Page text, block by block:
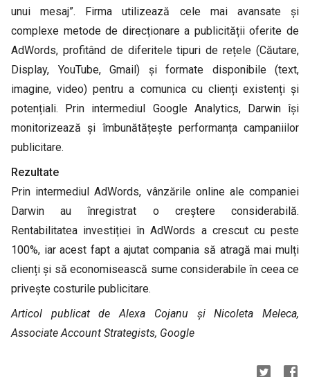
unui mesaj”. Firma utilizează cele mai avansate și
complexe metode de direcționare a publicității oferite de
AdWords, profitând de diferitele tipuri de rețele (Căutare,
Display, YouTube, Gmail) și formate disponibile (text,
imagine, video) pentru a comunica cu clienți existenți și
potențiali. Prin intermediul Google Analytics, Darwin își
monitorizează și îmbunătățește performanța campaniilor
publicitare.
Rezultate
Prin intermediul AdWords, vânzările online ale companiei
Darwin au înregistrat o creștere considerabilă.
Rentabilitatea investiției în AdWords a crescut cu peste
100%, iar acest fapt a ajutat compania să atragă mai mulți
clienți și să economisească sume considerabile în ceea ce
privește costurile publicitare.
Articol publicat de Alexa Cojanu și Nicoleta Meleca,
Associate Account Strategists, Google